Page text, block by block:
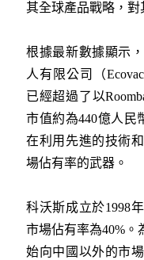
其全球產品戰略，對
根據最新數據顯示
人有限公司（
已經超過了以
市值約為440億人民
在利用先進的技術
場佔有率的武器。
科沃斯成立於1998
市場佔有率為40%。
始向中國以外的市